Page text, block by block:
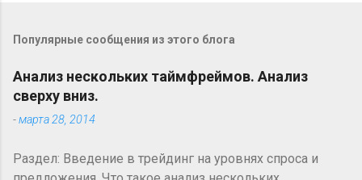
Популярные сообщения из этого блога
Анализ нескольких таймфреймов. Анализ
сверху вниз.
-марта 28, 2014
Раздел: Введение в трейдинг на уровнях спроса и